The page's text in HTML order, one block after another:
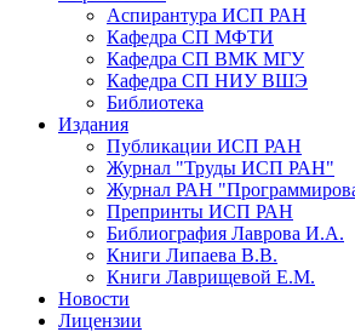
Аспирантура ИСП РАН
Кафедра СП МФТИ
Кафедра СП ВМК МГУ
Кафедра СП НИУ ВШЭ
Библиотека
Издания
Публикации ИСП РАН
Журнал "Труды ИСП РАН"
Журнал РАН
Препринты ИСП РАН
Библиография Лаврова И.А.
Книги Липаева В.В.
Книги Лаврищевой Е.М.
Новости
Лицензии